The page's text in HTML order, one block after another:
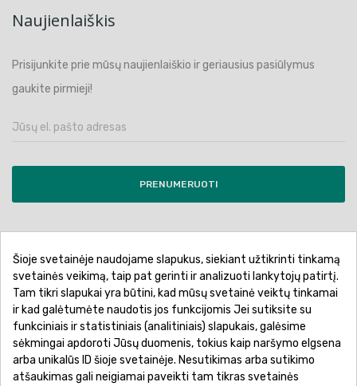
Naujienlaiškis
Prisijunkite prie mūsų naujienlaiškio ir geriausius pasiūlymus
gaukite pirmieji!
PRENUMERUOTI
Pirkimo sąlygos ir taisyklės
Privatumo politika
Garantinis aptarnavimas
Prekių pristatymas
Prekių grąžinimas
Atsiskaitymo būdai
Šioje svetainėje naudojame slapukus, siekiant užtikrinti tinkamą
svetainės veikimą, taip pat gerinti ir analizuoti lankytojų patirtį.
Tam tikri slapukai yra būtini, kad mūsų svetainė veiktų tinkamai
ir kad galėtumėte naudotis jos funkcijomis Jei sutiksite su
funkciniais ir statistiniais (analitiniais) slapukais, galėsime
sėkmingai apdoroti Jūsų duomenis, tokius kaip naršymo elgsena
arba unikalūs ID šioje svetainėje. Nesutikimas arba sutikimo
atšaukimas gali neigiamai paveikti tam tikras svetainės